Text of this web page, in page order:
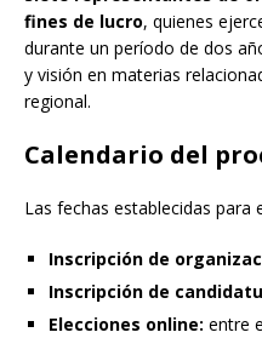
fines de lucro, quienes
durante un período de dos
y visión en materias
regional.
Calendario del
Las fechas establecidas para
Inscripción de
Inscripción de
Elecciones online: entre